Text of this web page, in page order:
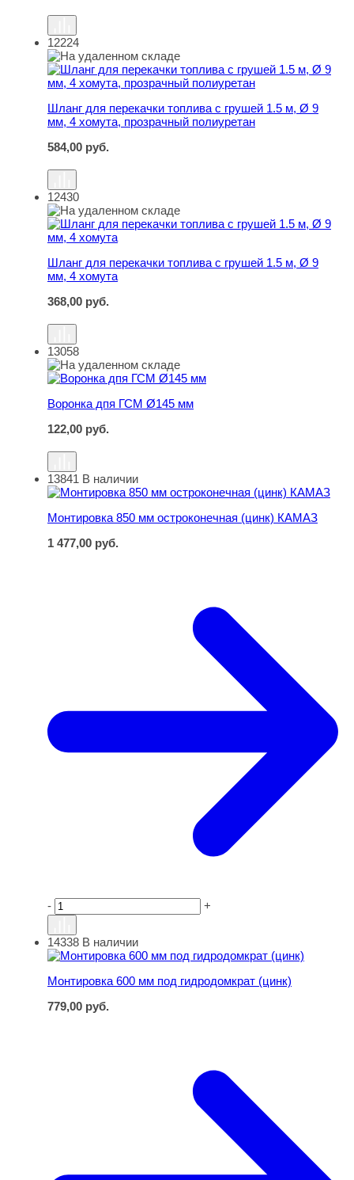
Шланг для перекачки топлива с грушей 1.5 м, Ø 9 мм, 4
12224
Шланг для перекачки топлива с грушей 1.5 м, Ø 9
мм, 4 хомута, прозрачный полиуретан
584,00 руб.
Шланг для перекачки топлива с грушей 1.5 м, Ø 9 мм, 4
12430
Шланг для перекачки топлива с грушей 1.5 м, Ø 9
мм, 4 хомута
368,00 руб.
Воронка дпя ГСМ Ø145 мм
13058
Воронка дпя ГСМ Ø145 мм
122,00 руб.
Монтировка 850 мм остроконечная (цинк) КАМАЗ
13841 В наличии
Монтировка 850 мм остроконечная (цинк) КАМАЗ
1 477,00 руб.
- +
Монтировка 600 мм под гидродомкрат (цинк)
14338 В наличии
Монтировка 600 мм под гидродомкрат (цинк)
779,00 руб.